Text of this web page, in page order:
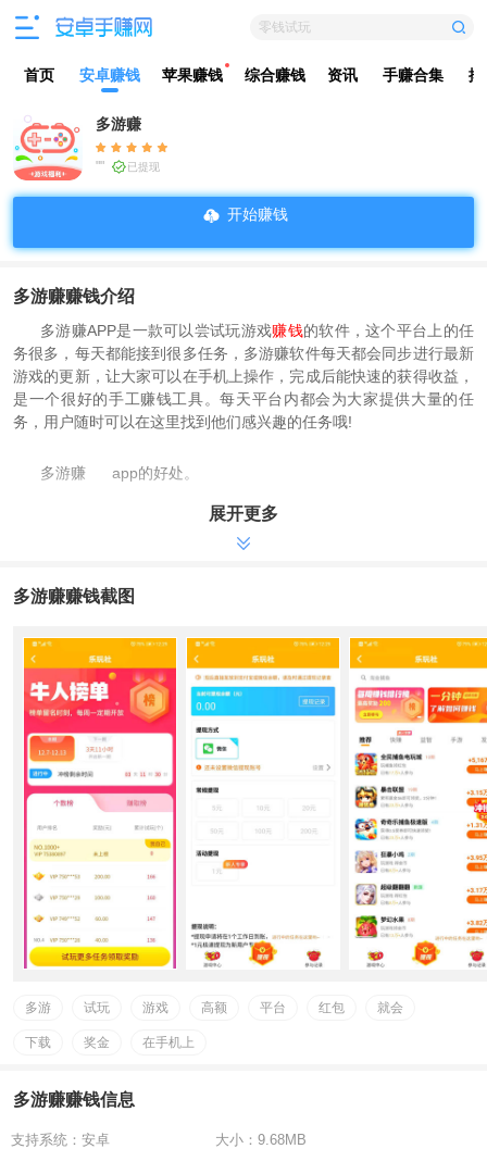
零钱试玩
首页 安卓赚钱 苹果赚钱 综合赚钱 资讯 手赚合集 排
多游赚
"" 已提现
开始赚钱
多游赚赚钱介绍
多游赚APP是一款可以尝试玩游戏赚钱的软件，这个平台上的任
务很多，每天都能接到很多任务，多游赚软件每天都会同步进行最新
游戏的更新，让大家可以在手机上操作，完成后能快速的获得收益，
是一个很好的手工赚钱工具。每天平台内都会为大家提供大量的任
务，用户随时可以在这里找到他们感兴趣的任务哦!
多游赚
app的好处。
很可靠的试玩软件能赚到红包，多游赚app每天都有很多试玩任
让你可以在需要时接受尽可能多的试玩任务，并且在
所以，如果你给别人留下深刻印象的话，那就赶快行动起来，让
在app上，
可以赚到各种游戏任务，支持在线试
玩，和朋友一起玩，还能得到游戏奖励。
多游赚
亮点：
1.移动收入平台，其游戏收入占整个网络的90%以上
二是在90%以上的比赛平台上充值。
四、随时随地玩游戏赚钱
5.最低提款限额仅为1元现金。
测试任务：每天测试任务数量较大，上线时下载测试任务，可获
抢红包：每天都会有高额红包发出去，大家一起抢，先到先
得。
包。
展开更多
多游赚赚钱截图
多游 试玩 游戏 高额 平台 红包 就会
下载 奖金 在手机上
多游赚赚钱信息
支持系统： 安卓 大小：9.68MB